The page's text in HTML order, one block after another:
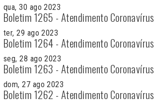
qua, 30 ago 2023
Boletim 1265 - Atendimento Coronavírus
ter, 29 ago 2023
Boletim 1264 - Atendimento Coronavírus
seg, 28 ago 2023
Boletim 1263 - Atendimento Coronavírus
dom, 27 ago 2023
Boletim 1262 - Atendimento Coronavírus